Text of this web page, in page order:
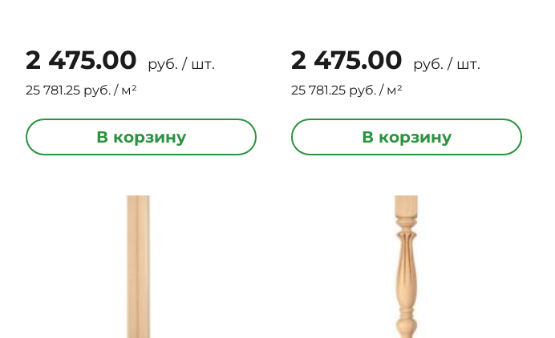
2 475.00 руб. / шт.
25 781.25 руб. / м²
В корзину
2 475.00 руб. / шт.
25 781.25 руб. / м²
В корзину